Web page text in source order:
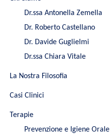
Dr.ssa Antonella Zemella
Dr. Roberto Castellano
Dr. Davide Guglielmi
Dr.ssa Chiara Vitale
La Nostra Filosofia
Casi Clinici
Terapie
Prevenzione e Igiene Orale